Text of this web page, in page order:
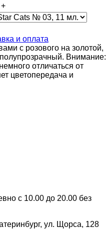
+
и оплата
с розового на золотой,
Внимание:
отличаться от
цветопередача и
с 10.00 до 20.00 без
ул. Щорса, 128